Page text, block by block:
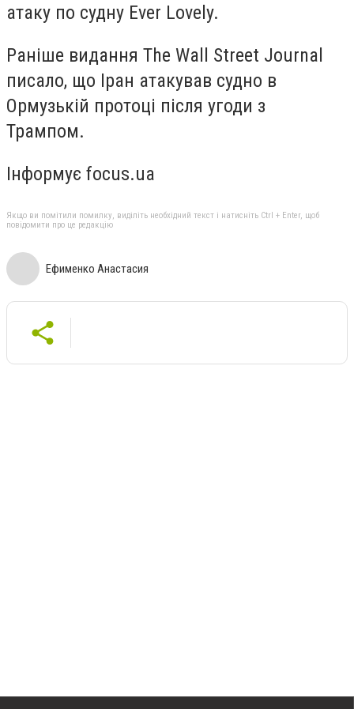
атаку по судну Ever Lovely.
Раніше видання The Wall Street Journal
писало, що Іран атакував судно в
Ормузькій протоці після угоди з
Трампом.
Інформує focus.ua
Якщо ви помітили помилку, виділіть необхідний текст і натисніть Ctrl + Enter, щоб
повідомити про це редакцію
Ефименко Анастасия